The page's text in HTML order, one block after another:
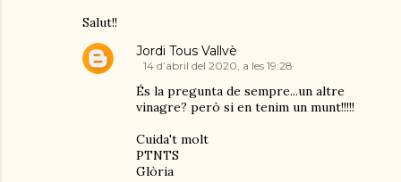
Salut!!
Jordi Tous Vallvè
14 d’abril del 2020, a les 19:28
És la pregunta de sempre...un altre
vinagre? però si en tenim un munt!!!!!
Cuida't molt
PTNTS
Glòria